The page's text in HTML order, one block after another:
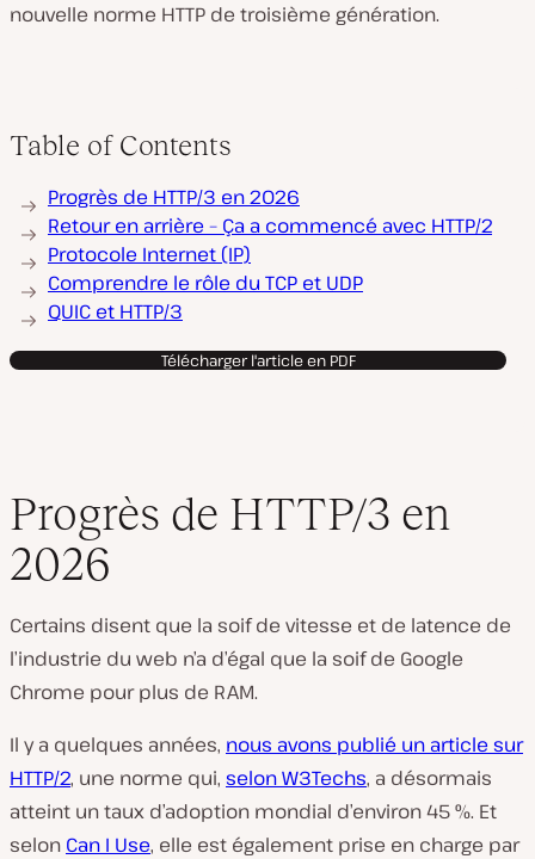
nouvelle norme HTTP de troisième génération.
Table of Contents
Progrès de HTTP/3 en 2026
Retour en arrière – Ça a commencé avec HTTP/2
Protocole Internet (IP)
Comprendre le rôle du TCP et UDP
QUIC et HTTP/3
Télécharger l'article en PDF
Progrès de HTTP/3 en
2026
Certains disent que la soif de vitesse et de latence de
l’industrie du web n’a d’égal que la soif de Google
Chrome pour plus de RAM.
Il y a quelques années, nous avons publié un article sur
HTTP/2, une norme qui, selon W3Techs, a désormais
atteint un taux d’adoption mondial d’environ 45 %. Et
selon Can I Use, elle est également prise en charge par